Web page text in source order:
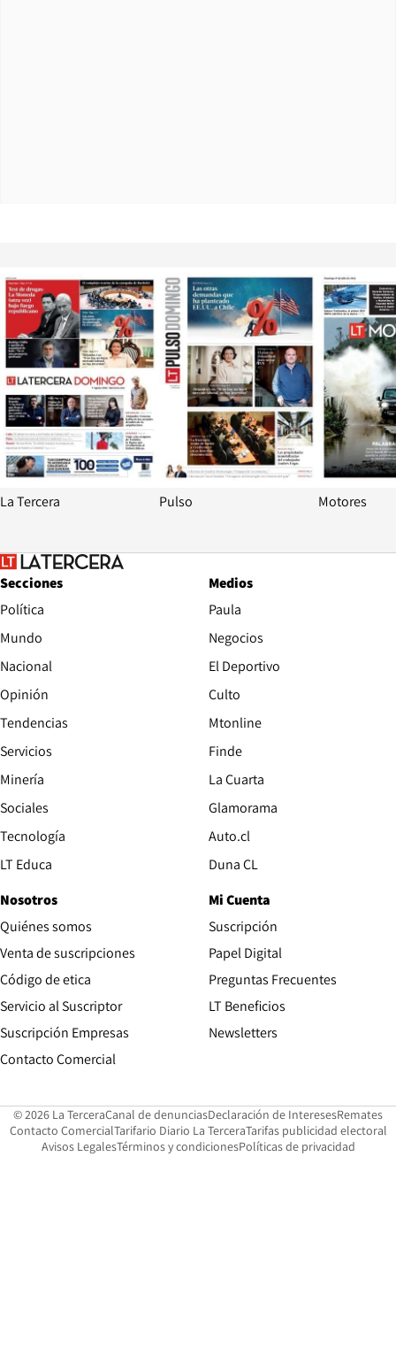
Opens in new window
La Tercera
Opens in
Pulso Motores
Secciones
Política
Mundo
Nacional
Opinión
Tendencias
Servicios
Minería
Sociales
Tecnología
LT Educa
Medios
Paula
Negocios
El Deportivo
Culto
Mtonline
Finde
La Cuarta
Glamorama
Auto.clOpens in new window
Duna CLOpens in new window
Nosotros
Quiénes somos
Venta de suscripciones
Código de etica Opens in new window
Servicio al Suscriptor
Suscripción Empresas
Contacto ComercialOpens in new window
Mi Cuenta
Suscripción
Papel DigitalOpens in new
Preguntas Frecuentes
LT Beneficios
Newsletters
© 2026 La TerceraCanal de denunciasOpens in new window
Declaración de InteresesOpens in
Remates
Contacto ComercialOpens in new window
Tarifario Diario La TerceraOpens in new window
Tarifas publicidad electoral
Avisos LegalesOpens in new window
Términos y condicionesPolíticas de privacidad